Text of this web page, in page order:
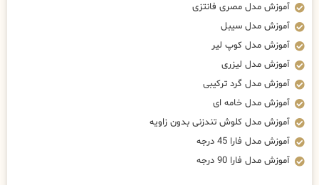
آموزش مدل مصری فانتزی
آموزش مدل سیبل
آموزش مدل کوپ لیر
آموزش مدل لیزری
آموزش مدل گرد ترکیبی
آموزش مدل خامه ای
آموزش مدل کلوش تندزنی بدون زاویه
آموزش مدل فارا 45 درجه
آموزش مدل فارا 90 درجه